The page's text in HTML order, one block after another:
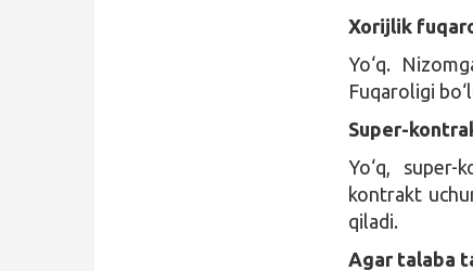
Xorijlik
Yo‘q.
Fuqaroligi
Super-
Yo‘q,
kontrakt
qiladi.
Agar talaba